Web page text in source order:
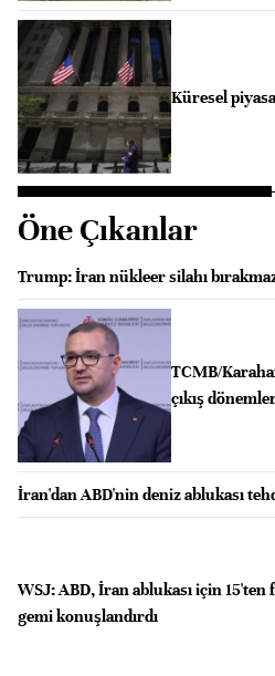
Küresel
Öne Çıkanlar
Trump: İran nükleer silahı
TCMB/
çıkış
İran'dan ABD'nin deniz ablukası
WSJ: ABD, İran ablukası için 15'ten
gemi konuşlandırdı